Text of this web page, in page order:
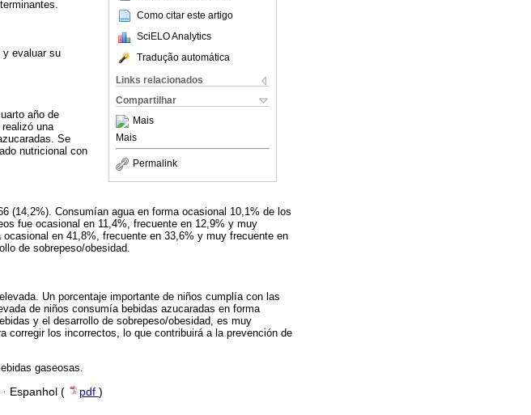
Como citar este artigo
SciELO Analytics
Tradução automática
Links relacionados
Compartilhar
Mais
Mais
Permalink
y evaluar su
año de
una
Se
nutricional con
(14,2%). Consumían agua en forma ocasional 10,1% de los
fue ocasional en 11,4%, frecuente en 12,9% y muy
en 41,8%, frecuente en 33,6% y muy frecuente en
de sobrepeso/obesidad.
Un porcentaje importante de niños cumplía con las
de niños consumía bebidas azucaradas en forma
y el desarrollo de sobrepeso/obesidad, es muy
corregir los incorrectos, lo que contribuirá a la prevención de
gaseosas.
· Espanhol ( pdf )